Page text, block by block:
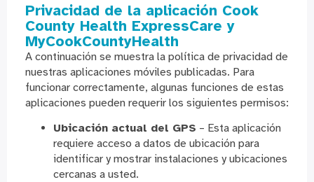
Privacidad de la aplicación Cook
County Health ExpressCare y
MyCookCountyHealth
A continuación se muestra la política de privacidad de
nuestras aplicaciones móviles publicadas. Para
funcionar correctamente, algunas funciones de estas
aplicaciones pueden requerir los siguientes permisos:
Ubicación actual del GPS – Esta aplicación
requiere acceso a datos de ubicación para
identificar y mostrar instalaciones y ubicaciones
cercanas a usted.